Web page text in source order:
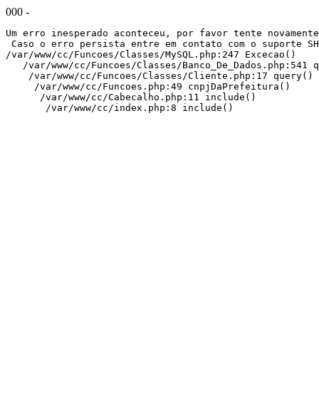
000 -
Um erro inesperado aconteceu, por favor tente
Caso o erro persista entre em contato com o suporte
/var/www/cc/Funcoes/Classes/MySQL.php:247 Excecao()
/var/www/cc/Funcoes/Classes/Banco_De_Dados.php:541
    /var/www/cc/Funcoes/Classes/Cliente.php:17 query()
     /var/www/cc/Funcoes.php:49 cnpjDaPrefeitura()
      /var/www/cc/Cabecalho.php:11 include()
       /var/www/cc/index.php:8 include()